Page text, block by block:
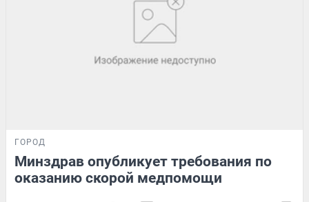
ГОРОД
Минздрав опубликует требования по
оказанию скорой медпомощи